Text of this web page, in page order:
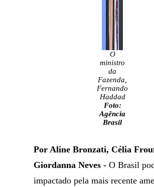
O
ministro
da
Fazenda,
Fernando
Haddad
Foto:
Agência
Brasil
Por Aline Bronzati, Célia
Giordanna Neves - O Brasil
impactado pela mais recente